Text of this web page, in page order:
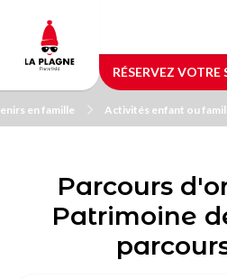
contenu
principal
RÉSERVEZ VOTRE
en famille Activités enfant ou
Parcours
Patrimoine